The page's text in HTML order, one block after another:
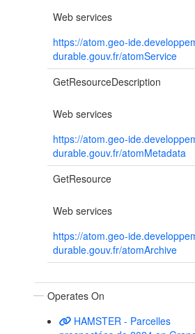
Web services
https://atom.geo-
durable.gouv.fr/atomService
GetResourceDescription
Web services
https://atom.geo-
durable.gouv.fr/atomMetadata
GetResource
Web services
https://atom.geo-
durable.gouv.fr/atomArchive
Operates On
HAMSTER - Parcelles